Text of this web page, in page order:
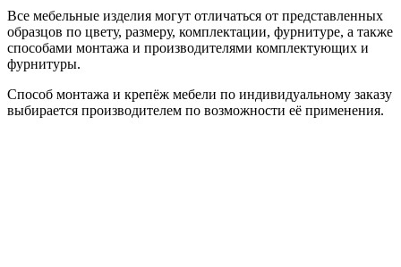
Все мебельные изделия могут отличаться от представленных
образцов по цвету, размеру, комплектации, фурнитуре, а также
способами монтажа и производителями комплектующих и
фурнитуры.
Способ монтажа и крепёж мебели по индивидуальному заказу
выбирается производителем по возможности её применения.